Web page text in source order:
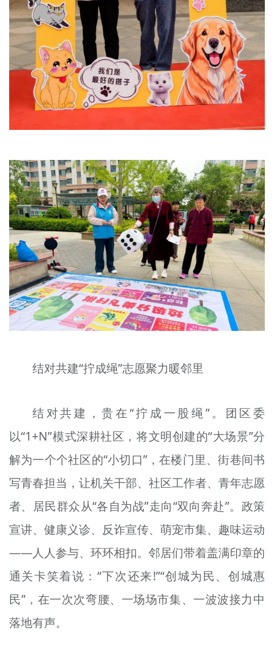
结对共建“拧成绳”志愿聚力暖邻里
结对共建，贵在“拧成一股绳”。团区委
以“1+N”模式深耕社区，将文明创建的“大场景”分
解为一个个社区的“小切口”，在楼门里、街巷间书
写青春担当，让机关干部、社区工作者、青年志愿
者、居民群众从“各自为战”走向“双向奔赴”。政策
宣讲、健康义诊、反诈宣传、萌宠市集、趣味运动
——人人参与、环环相扣。邻居们带着盖满印章的
通关卡笑着说：“下次还来!”“创城为民、创城惠
民”，在一次次弯腰、一场场市集、一波波接力中
落地有声。